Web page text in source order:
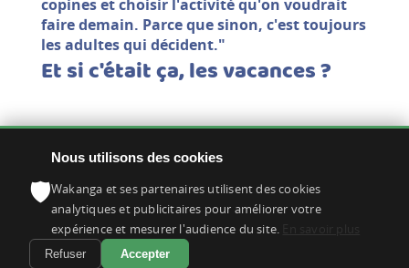
🛡
Nous utilisons des cookies
Wakanga et ses partenaires utilisent des cookies
analytiques et publicitaires pour améliorer votre
expérience et mesurer l'audience du site.
Refuser Accepter
copines et choisir l'activité qu'on voudrait
faire demain. Parce que sinon, c'est toujours
les adultes qui décident."
Et si c'était ça, les vacances ?
1 rue des Charmilles
02 99 09 12 39
info@wakanga.org